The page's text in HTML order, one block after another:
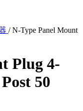
/ N-Type Panel Mount
Plug 4-
50